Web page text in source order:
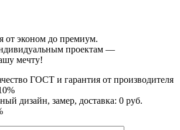
от эконом до премиум.
проектам —
мечту!
ГОСТ и гарантия от производителя
дизайн, замер, доставка: 0 руб.